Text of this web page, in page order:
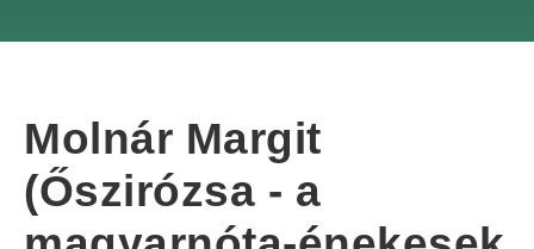
Molnár Margit
(Őszirózsa - a